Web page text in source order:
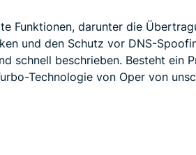
Funktionen, darunter die
und den Schutz vor DNS-
schnell beschrieben. Besteht ein
Technologie von Oper von